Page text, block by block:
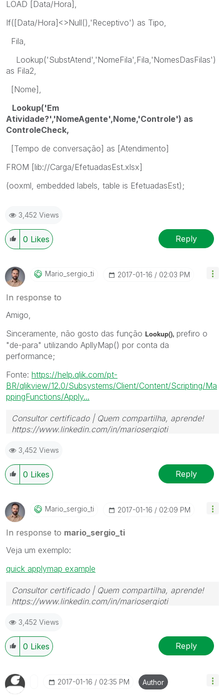
LOAD [Data/Hora],
If([Data/Hora]<>Null(),'Receptivo') as Tipo,
Fila,
Lookup('SubstAtend','NomeFila',Fila,'NomesDasFilas')
as Fila2,
[Nome],
Lookup('Em
Atividade?','NomeAgente',Nome,'Controle') as
ControleCheck,
[Tempo de conversação] as [Atendimento]
FROM [lib://Carga/EfetuadasEst.xlsx]
(ooxml, embedded labels, table is EfetuadasEst);
3,452 Views
0 Likes Reply
Mario_sergio_ti ‎2017-01-16 02:03 PM
In response to
Amigo,
Sinceramente, não gosto das função Lookup(), prefiro o
"de-para" utilizando ApllyMap() por conta da
performance;
Fonte: https://help.qlik.com/pt-
BR/qlikview/12.0/Subsystems/Client/Content/Scripting/Ma
ppingFunctions/Apply...
Consultor certificado | Quem compartilha, aprende!
https://www.linkedin.com/in/mariosergioti
3,452 Views
0 Likes Reply
Mario_sergio_ti ‎2017-01-16 02:09 PM
In response to mario_sergio_ti
Veja um exemplo:
quick applymap example
Consultor certificado | Quem compartilha, aprende!
https://www.linkedin.com/in/mariosergioti
3,452 Views
0 Likes Reply
‎2017-01-16 02:35 PM Author